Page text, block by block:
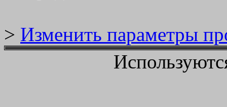
> Изменить параметры